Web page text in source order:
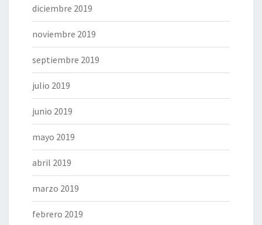
diciembre 2019
noviembre 2019
septiembre 2019
julio 2019
junio 2019
mayo 2019
abril 2019
marzo 2019
febrero 2019